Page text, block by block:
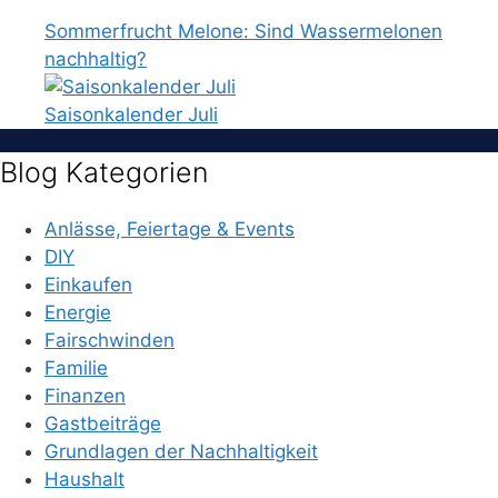
Sommerfrucht Melone: Sind Wassermelonen
nachhaltig?
Saisonkalender Juli
Blog Kategorien
Anlässe, Feiertage & Events
DIY
Einkaufen
Energie
Fairschwinden
Familie
Finanzen
Gastbeiträge
Grundlagen der Nachhaltigkeit
Haushalt